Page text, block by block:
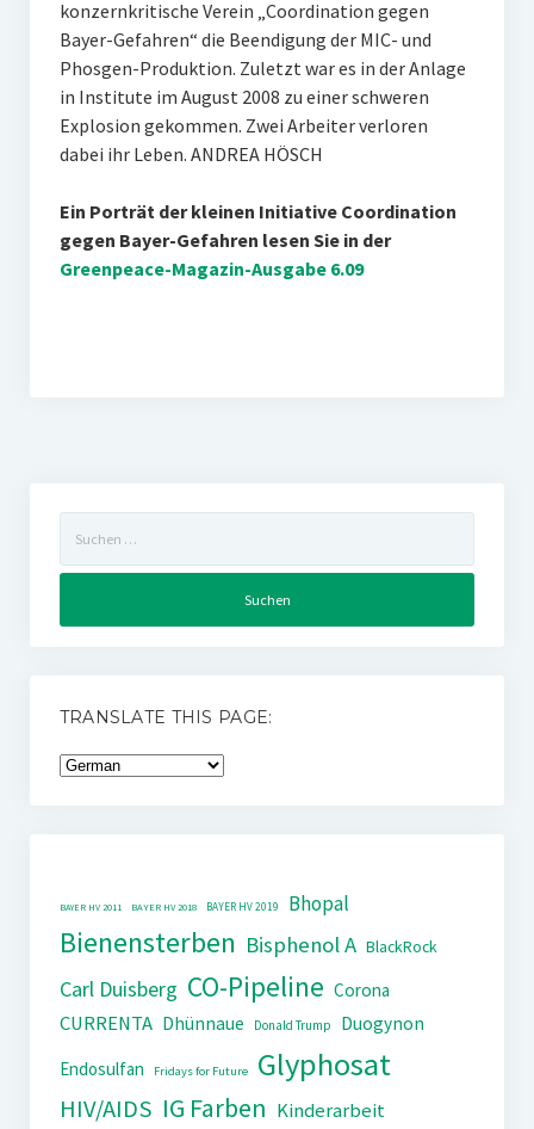
konzernkritische Verein „Coordination gegen
Bayer-Gefahren“ die Beendigung der MIC- und
Phosgen-Produktion. Zuletzt war es in der Anlage
in Institute im August 2008 zu einer schweren
Explosion gekommen. Zwei Arbeiter verloren
dabei ihr Leben. ANDREA HÖSCH
Ein Porträt der kleinen Initiative Coordination
gegen Bayer-Gefahren lesen Sie in der
Greenpeace-Magazin-Ausgabe 6.09
nach:
TRANSLATE THIS PAGE:
BAYER HV 2011 BAYER HV 2018 BAYER HV 2019 Bhopal
Bienensterben Bisphenol A BlackRock
Carl Duisberg CO-Pipeline Corona
CURRENTA Dhünnaue Donald Trump
Duogynon
Endosulfan
Fridays for Future Glyphosat
HIV/AIDS IG Farben Kinderarbeit